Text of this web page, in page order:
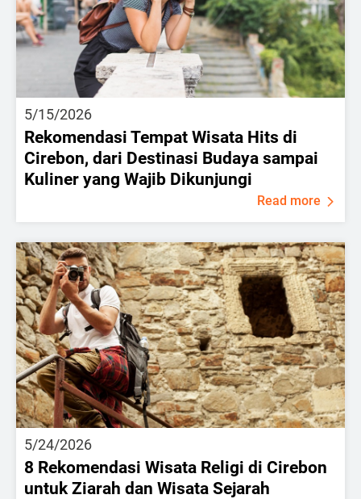
5/15/2026
Rekomendasi Tempat Wisata Hits di
Cirebon, dari Destinasi Budaya sampai
Kuliner yang Wajib Dikunjungi
Read more
5/24/2026
8 Rekomendasi Wisata Religi di Cirebon
untuk Ziarah dan Wisata Sejarah